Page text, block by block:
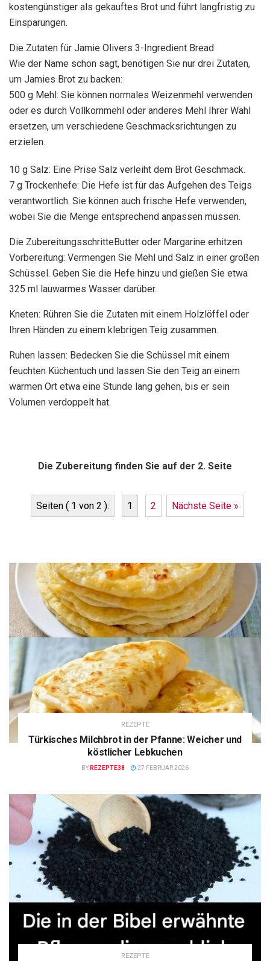
kostengünstiger als gekauftes Brot und führt langfristig zu
Einsparungen.
Die Zutaten für Jamie Olivers 3-Ingredient Bread
Wie der Name schon sagt, benötigen Sie nur drei Zutaten,
um Jamies Brot zu backen:
500 g Mehl: Sie können normales Weizenmehl verwenden
oder es durch Vollkornmehl oder anderes Mehl Ihrer Wahl
ersetzen, um verschiedene Geschmacksrichtungen zu
erzielen.
10 g Salz: Eine Prise Salz verleiht dem Brot Geschmack.
7 g Trockenhefe: Die Hefe ist für das Aufgehen des Teigs
verantwortlich. Sie können auch frische Hefe verwenden,
wobei Sie die Menge entsprechend anpassen müssen.
Die ZubereitungsschritteButter oder Margarine erhitzen
Vorbereitung: Vermengen Sie Mehl und Salz in einer großen
Schüssel. Geben Sie die Hefe hinzu und gießen Sie etwa
325 ml lauwarmes Wasser darüber.
Kneten: Rühren Sie die Zutaten mit einem Holzlöffel oder
Ihren Händen zu einem klebrigen Teig zusammen.
Ruhen lassen: Bedecken Sie die Schüssel mit einem
feuchten Küchentuch und lassen Sie den Teig an einem
warmen Ort etwa eine Stunde lang gehen, bis er sein
Volumen verdoppelt hat.
Die Zubereitung finden Sie auf der 2. Seite
Seiten ( 1 von 2 ): 1 2 Nächste Seite »
REZEPTE
Türkisches Milchbrot in der Pfanne: Weicher und
köstlicher Lebkuchen
BY REZEPTE38 27 FEBRUAR 2026
REZEPTE